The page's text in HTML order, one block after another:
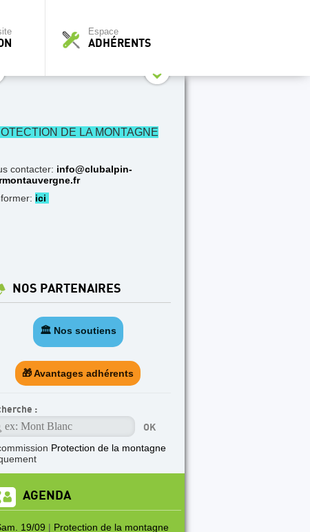
Espace
ADHÉRENTS
DE LA MONTAGNE
contacter: info@clubalpin-
ici
NOS PARTENAIRES
🏛️ Nos soutiens
🎁 Avantages adhérents
:
Protection de la montagne
AGENDA
19/09 | Protection de la montagne